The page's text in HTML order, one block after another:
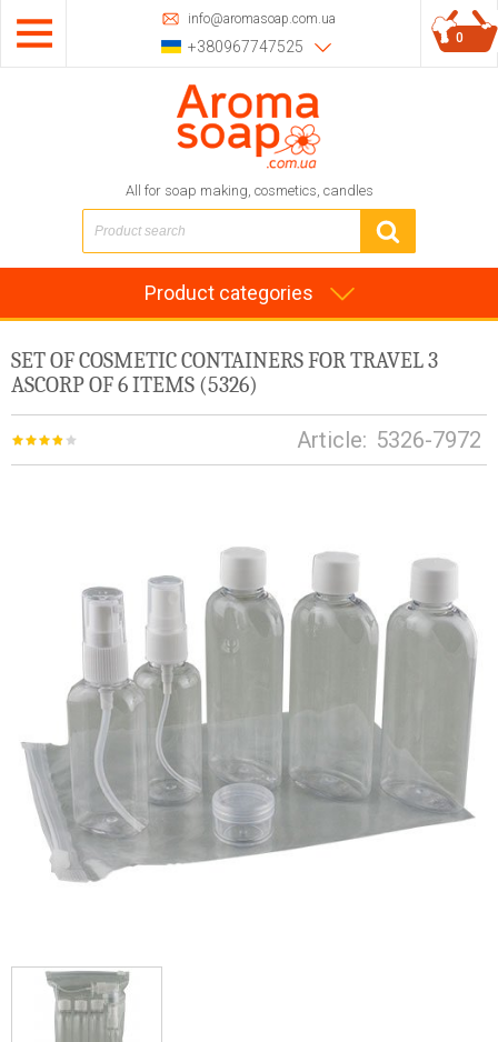
info@aromasoap.com.ua
+380967747525
All for soap making, cosmetics, candles
0
Product categories
SET OF COSMETIC CONTAINERS FOR TRAVEL 3
ASCORP OF 6 ITEMS (5326)
Article: 5326-7972